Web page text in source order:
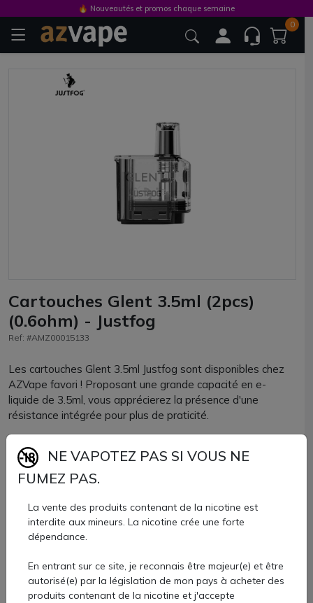
0
Cartouches Glent 3.5ml (2pcs)
(0.6ohm) - Justfog
Ref: #AMZ00015133
Les cartouches Glent 3.5ml Justfog sont disponibles chez
AZVape favori ! Proposant une grande capacité en e-
liquide de 3.5ml, vous apprécierez la présence d'une
résistance intégrée pour plus de praticité.
Deux valeurs sont proposées :
pour une vape pur MTL.
Cartouche Glent en 0.6 ohm : utilisable à 19.8W de
puissance pour une vape MTL aérienne.
Le remplissage se fera par le côté de la cartouche.
🔥 Nouveautés et promos chaque semaine
NE VAPOTEZ PAS SI VOUS NE
FUMEZ PAS.
La vente des produits contenant de la nicotine est
interdite aux mineurs. La nicotine crée une forte
dépendance.
En entrant sur ce site, je reconnais être majeur(e) et être
autorisé(e) par la législation de mon pays à acheter des
produits contenant de la nicotine et j'accepte